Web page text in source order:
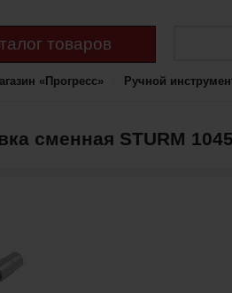
товаров
«Прогресс» Ручной
сменная STURM